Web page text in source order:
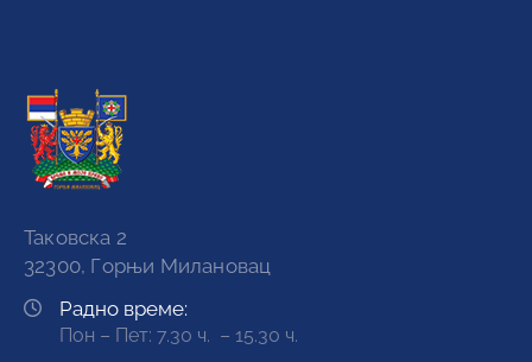
Таковска 2
32300, Горњи Милановац
Радно време:
Пон – Пет: 7.30 ч. – 15.30 ч.